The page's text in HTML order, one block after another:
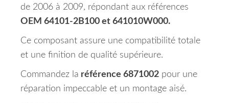
de 2006 à 2009, répondant aux références
OEM 64101-2B100 et 641010W000.
Ce composant assure une compatibilité totale
et une finition de qualité supérieure.
Commandez la référence 6871002 pour une
réparation impeccable et un montage aisé.